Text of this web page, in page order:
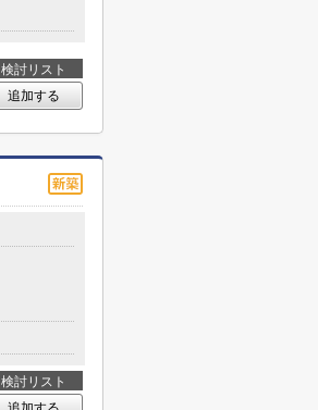
検討リスト
追加する
検討リスト